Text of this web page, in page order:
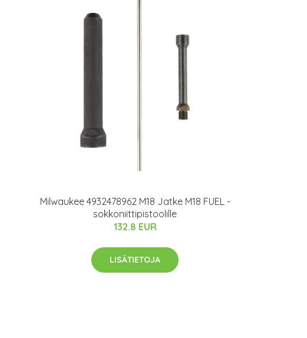
Milwaukee 4932478962 M18 Jatke M18 FUEL -
sokkoniittipistoolille
132.8 EUR
LISÄTIETOJA